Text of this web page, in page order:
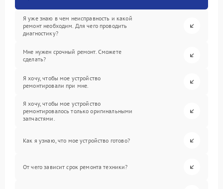
Я уже знаю в чем неисправность и какой
ремонт необходим. Для чего проводить
диагностику?
Мне нужен срочный ремонт. Сможете
сделать?
Я хочу, чтобы мое устройство
ремонтировали при мне.
Я хочу, чтобы мое устройство
ремонтировалось только оригинальными
запчастями.
Как я узнаю, что мое устройство готово?
От чего зависит срок ремонта техники?